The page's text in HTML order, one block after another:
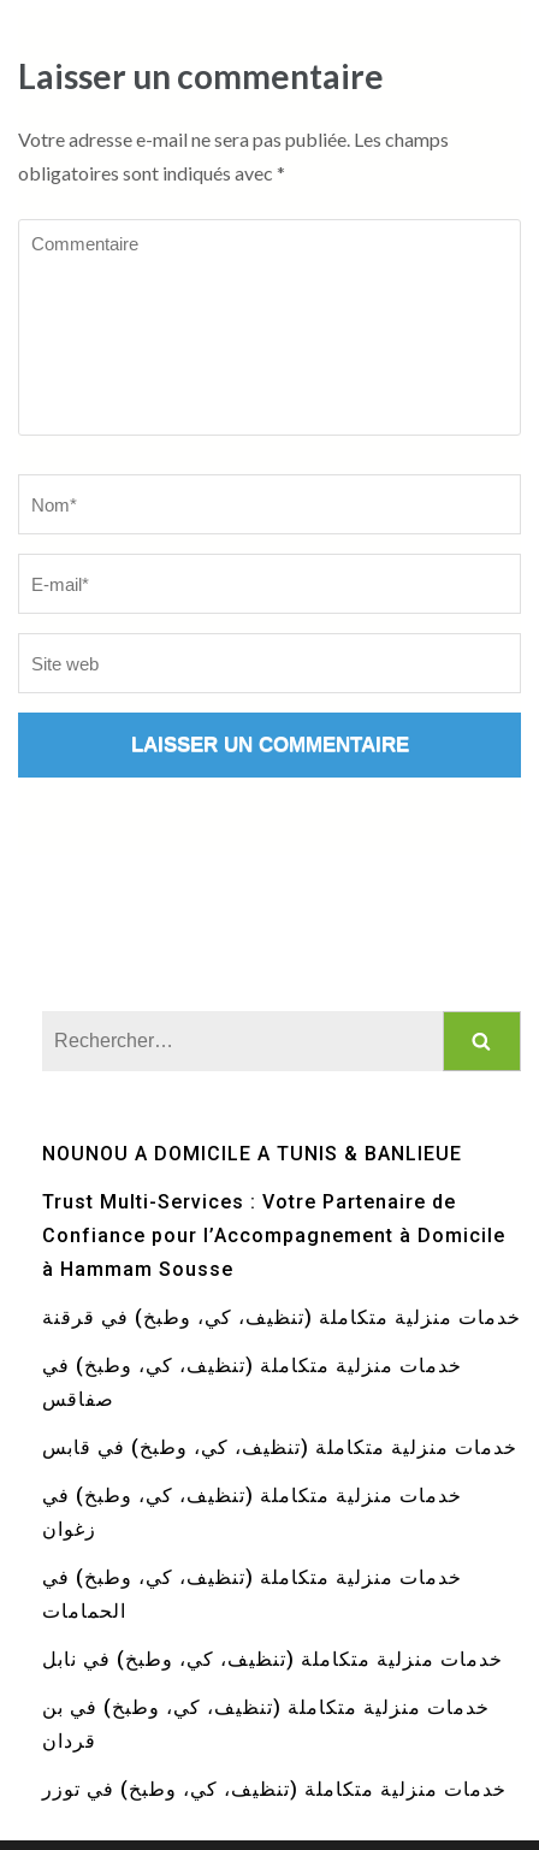
Laisser un commentaire
Votre adresse e-mail ne sera pas publiée. Les champs
obligatoires sont indiqués avec *
Commentaire
NOUNOU A DOMICILE A TUNIS & BANLIEUE
Trust Multi-Services : Votre Partenaire de
Confiance pour l’Accompagnement à Domicile
à Hammam Sousse
خدمات منزلية متكاملة (تنظيف، كي، وطبخ) في قرقنة
خدمات منزلية متكاملة (تنظيف، كي، وطبخ) في
صفاقس
خدمات منزلية متكاملة (تنظيف، كي، وطبخ) في قابس
خدمات منزلية متكاملة (تنظيف، كي، وطبخ) في
زغوان
خدمات منزلية متكاملة (تنظيف، كي، وطبخ) في
الحمامات
خدمات منزلية متكاملة (تنظيف، كي، وطبخ) في نابل
خدمات منزلية متكاملة (تنظيف، كي، وطبخ) في بن
قردان
خدمات منزلية متكاملة (تنظيف، كي، وطبخ) في توزر